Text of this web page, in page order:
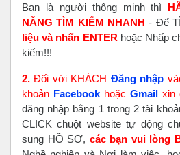
Bạn là người thông minh thì
NĂNG TÌM KIẾM NHANH - Để
liệu và nhấn ENTER hoặc Nhấp
kiếm!!!
2. Đối với KHÁCH Đăng nhập
khoản Facebook hoặc Gmailxin
đăng nhập bằng 1 trong 2 tài
CLICK chuột website tự động
sung HỒ SƠ, các bạn vui lòng